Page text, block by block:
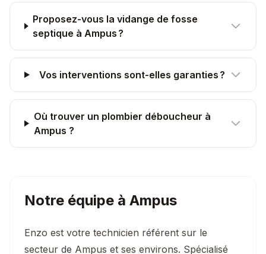
Proposez-vous la vidange de fosse
septique à Ampus ?
Vos interventions sont-elles garanties ?
Où trouver un plombier déboucheur à
Ampus ?
Notre équipe à Ampus
Enzo est votre technicien référent sur le
secteur de Ampus et ses environs. Spécialisé